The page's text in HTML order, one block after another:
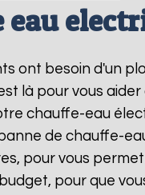
eau
ont besoin d'un
là pour vous
chauffe-eau
de chauffe-
pour vous
pour que